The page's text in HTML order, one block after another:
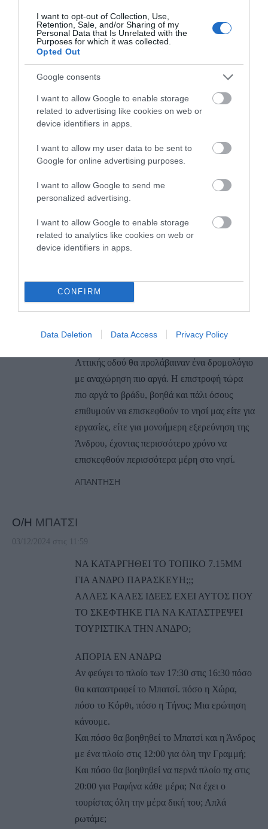
I want to opt-out of Collection, Use,
Retention, Sale, and/or Sharing of my
Personal Data that Is Unrelated with the
Purposes for which it was collected.
Opted Out
Google consents
I want to allow Google to enable storage
related to advertising like cookies on web or
device identifiers in apps.
I want to allow my user data to be sent to
Google for online advertising purposes.
I want to allow Google to send me
personalized advertising.
I want to allow Google to enable storage
related to analytics like cookies on web or
device identifiers in apps.
CONFIRM
Data Deletion Data Access Privacy Policy
Αν θέλουμε να έρχονται επισκέπτες τα
Σαββατοκύριακα πρέπει να συνεχίσει το
δρομολόγιο Παρασκευή απόγευμα 7.15 η 7.30
(τουλαχιστον 4-5 μήνες το χρόνο) το οποίο
άλλωστε πάντα υπήρχε.
ΑΠΆΝΤΗΣΗ
Συχνός Επισκέπτης
03/12/2024 στις 14:13
Ένα πλοίο τη θερινή σεζόν ειδικά με
αναχώρηση στις 12:00 από τη Ραφήνα βοηθά
κυρίως τους επισκέπτες των νησιών Άνδρου
και Τήνου που φθάνουν με πρωινές πτήσεις
στο αεροδρόμιο Αθηνών. Όσον αφορά τα
τροποποίηση του κλασικού δρομολογίου των
17:30 με πιθανη αναχώρησή του στις 18:30
από Ραφήνα, θα βοηθούσε σίγουρα όσους
εργάζονται μέχρι τις 17:00 και θέλουν να
Αττικής οδού θα προλάβαιναν ένα δρομολόγιο
με αναχώρηση πιο αργά. Η επιστροφή τώρα
πιο αργά το βράδυ, βοηθά και πάλι όσους
επιθυμούν να επισκεφθούν το νησί μας είτε για
εργασίες, είτε για μονοήμερη εξερεύνηση της
Άνδρου, έχοντας περισσότερο χρόνο να
επισκεφθούν περισσότερα μέρη στο νησί.
ΑΠΆΝΤΗΣΗ
Ο/Η ΜΠΑΤΣΙ
03/12/2024 στις 11:59
ΝΑ ΚΑΤΑΡΓΗΘΕΙ ΤΟ ΤΟΠΙΚΟ 7.15ΜΜ
ΓΙΑ ΑΝΔΡΟ ΠΑΡΑΣΚΕΥΗ;;;
ΑΛΛΕΣ ΚΑΛΕΣ ΙΔΕΕΣ ΕΧΕΙ ΑΥΤΟΣ ΠΟΥ
ΤΟ ΣΚΕΦΤΗΚΕ ΓΙΑ ΝΑ ΚΑΤΑΣΤΡΕΨΕΙ
ΤΟΥΡΙΣΤΙΚΑ ΤΗΝ ΑΝΔΡΟ;
ΑΠΟΡΙΑ ΕΝ ΑΝΔΡΩ
Αν φεύγει το πλοίο των 17:30 στις 16:30 πόσο
θα καταστραφεί το Μπατσί. πόσο η Χώρα,
πόσο το Κόρθι, πόσο η Τήνος; Μια ερώτηση
κάνουμε.
Και πόσο θα βοηθηθεί το Μπατσί και η Άνδρος
με ένα πλοίο στις 12:00 για όλη την Γραμμή;
Και πόσο θα βοηθηθεί να περνά πλοίο πχ στις
20:00 για Ραφήνα κάθε μέρα; Να έχει ο
τουρίστας όλη την μέρα δική του; Απλά
ρωτάμε;